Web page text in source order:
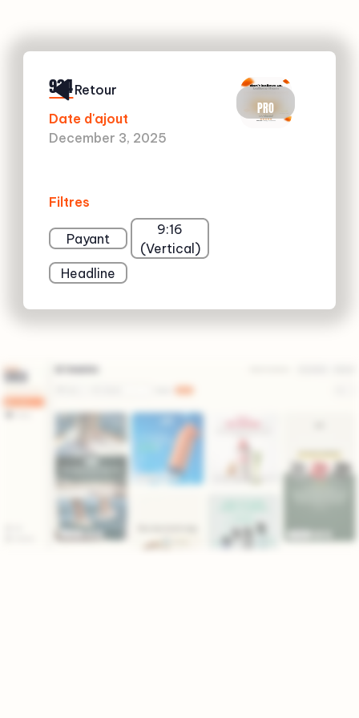
934
Date d'ajout
December 3, 2025
Filtres
Payant
9:16
(Vertical)
Headline
PRO
Retour